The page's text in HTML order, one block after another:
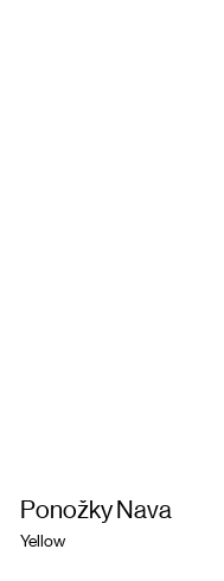
Ponožky Nava
Yellow